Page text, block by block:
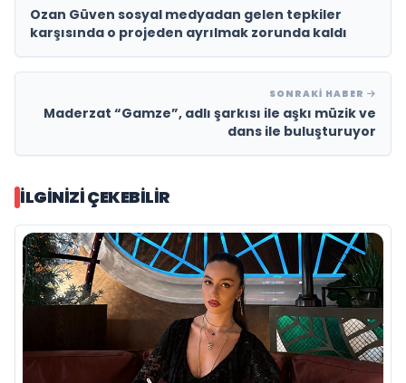
Ozan Güven sosyal medyadan gelen tepkiler
karşısında o projeden ayrılmak zorunda kaldı
SONRAKI HABER
Maderzat “Gamze”, adlı şarkısı ile aşkı müzik ve
dans ile buluşturuyor
İLGINIZI ÇEKEBILIR